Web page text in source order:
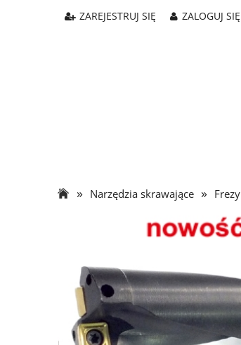
ZAREJESTRUJ SIĘ ZALOGUJ SIĘ
» Narzędzia skrawające » Frezy